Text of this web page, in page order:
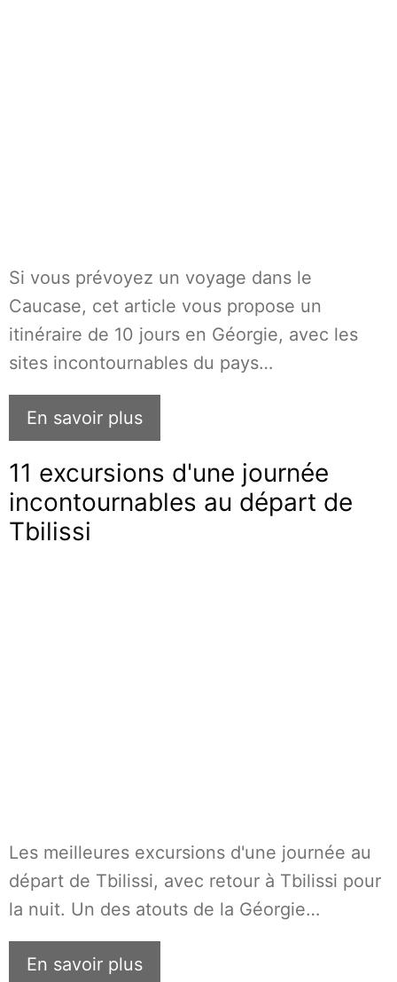
Si vous prévoyez un voyage dans le
Caucase, cet article vous propose un
itinéraire de 10 jours en Géorgie, avec les
sites incontournables du pays…
En savoir plus
11 excursions d'une journée
incontournables au départ de
Tbilissi
Les meilleures excursions d'une journée au
départ de Tbilissi, avec retour à Tbilissi pour
la nuit. Un des atouts de la Géorgie…
En savoir plus